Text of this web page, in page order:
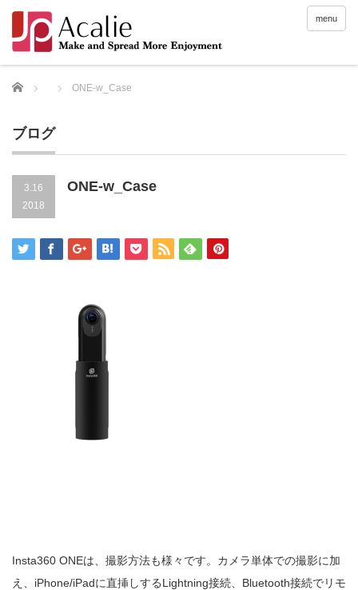
menu
Home ONE-w_Case
ブログ
3.16
2018
ONE-w_Case
Insta360 ONEは、撮影方法も様々です。カメラ単体での撮影に加
え、iPhone/iPadに直挿しするLightning接続、Bluetooth接続でリモ